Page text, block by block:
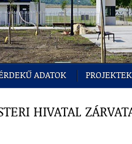
ADATOK PROJEKTEK
HIVATAL